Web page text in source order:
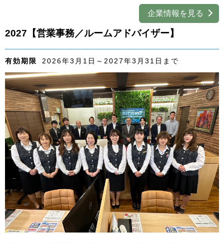
検索
閉じる
2027【営業事務／ルームアドバイザー】
企業情報を見る
有効期限 2026年3月1日～2027年3月31日まで